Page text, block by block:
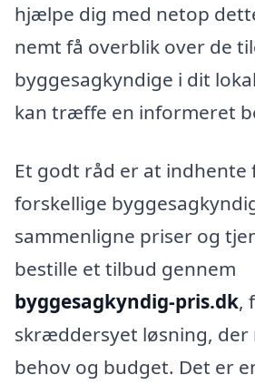
hjælpe dig med netop
nemt få overblik over de
byggesagkyndige i dit
kan træffe en informeret
Et godt råd er at
forskellige
sammenligne priser og
bestille et tilbud gennem
byggesagkyndig-pris.dk,
skræddersyet løsning, der
behov og budget. Det er